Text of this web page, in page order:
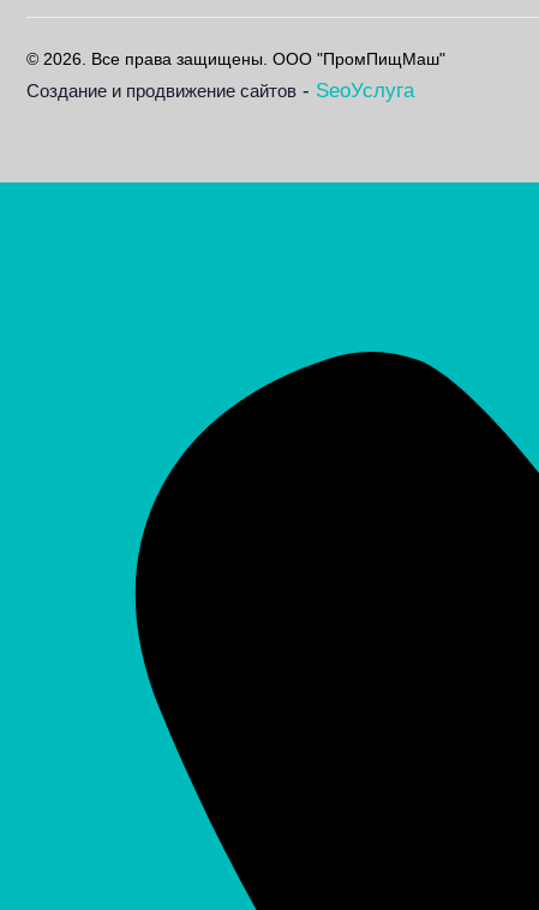
© 2026. Все права защищены. ООО "ПромПищМаш"
Создание и продвижение сайтов - SeoУслуга